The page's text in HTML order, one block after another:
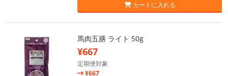
カートに入れる
馬肉五膳 ライト 50g
¥667
定期便対象
¥667